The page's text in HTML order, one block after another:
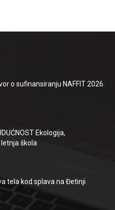
o sufinansiranju NAFFIT 2026.
Ekologija,
škola
tela kod splava na Đetinji